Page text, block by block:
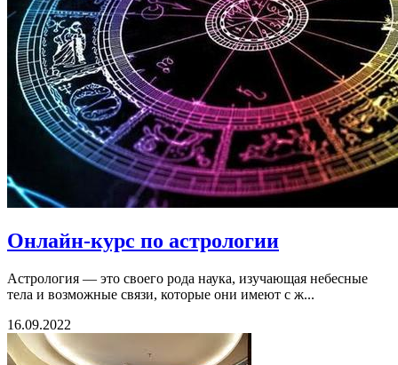
Онлайн-курс по астрологии
Астрология — это своего рода наука, изучающая небесные
тела и возможные связи, которые они имеют с ж...
16.09.2022